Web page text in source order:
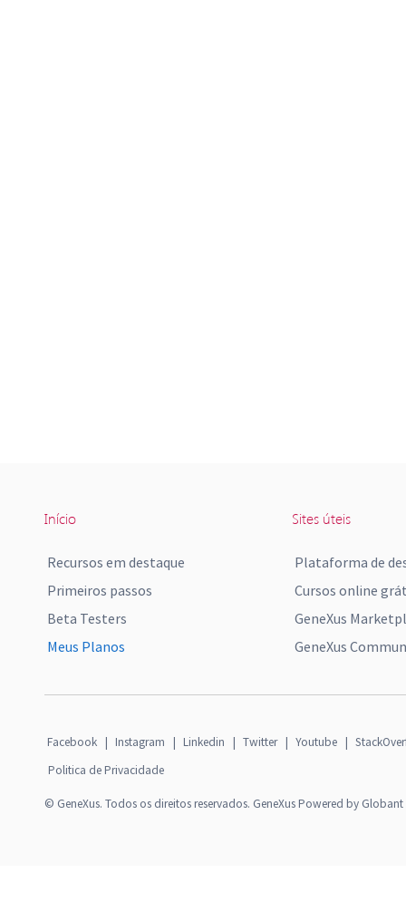
Início
Recursos em destaque
Primeiros passos
Beta Testers
Meus Planos
Sites úteis
Plataforma de
Cursos online
GeneXus
GeneXus
Facebook | Instagram | Linkedin | Twitter | Youtube |
Politica de Privacidade
© GeneXus. Todos os direitos reservados. GeneXus Powered by Globant